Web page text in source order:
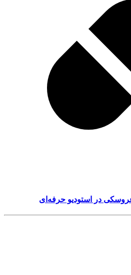
در استودیو حرفه‌ای